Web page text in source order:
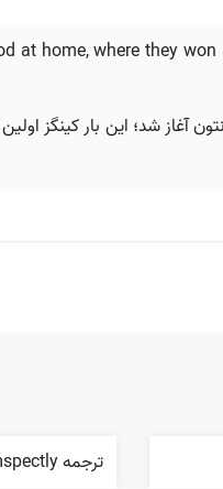
at home, where they
ترجمه circumspectly